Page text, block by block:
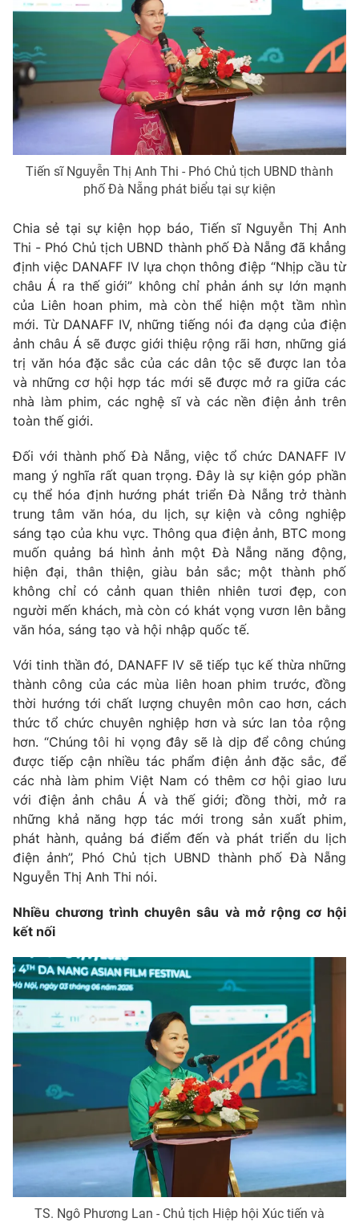
Tiến sĩ Nguyễn Thị Anh Thi - Phó Chủ tịch UBND thành
phố Đà Nẵng phát biểu tại sự kiện
Chia sẻ tại sự kiện họp báo, Tiến sĩ Nguyễn Thị Anh
Thi - Phó Chủ tịch UBND thành phố Đà Nẵng đã khẳng
định việc DANAFF IV lựa chọn thông điệp “Nhịp cầu từ
châu Á ra thế giới” không chỉ phản ánh sự lớn mạnh
của Liên hoan phim, mà còn thể hiện một tầm nhìn
mới. Từ DANAFF IV, những tiếng nói đa dạng của điện
ảnh châu Á sẽ được giới thiệu rộng rãi hơn, những giá
trị văn hóa đặc sắc của các dân tộc sẽ được lan tỏa
và những cơ hội hợp tác mới sẽ được mở ra giữa các
nhà làm phim, các nghệ sĩ và các nền điện ảnh trên
toàn thế giới.
Đối với thành phố Đà Nẵng, việc tổ chức DANAFF IV
mang ý nghĩa rất quan trọng. Đây là sự kiện góp phần
cụ thể hóa định hướng phát triển Đà Nẵng trở thành
trung tâm văn hóa, du lịch, sự kiện và công nghiệp
sáng tạo của khu vực. Thông qua điện ảnh, BTC mong
muốn quảng bá hình ảnh một Đà Nẵng năng động,
hiện đại, thân thiện, giàu bản sắc; một thành phố
không chỉ có cảnh quan thiên nhiên tươi đẹp, con
người mến khách, mà còn có khát vọng vươn lên bằng
văn hóa, sáng tạo và hội nhập quốc tế.
Với tinh thần đó, DANAFF IV sẽ tiếp tục kế thừa những
thành công của các mùa liên hoan phim trước, đồng
thời hướng tới chất lượng chuyên môn cao hơn, cách
thức tổ chức chuyên nghiệp hơn và sức lan tỏa rộng
hơn. “Chúng tôi hi vọng đây sẽ là dịp để công chúng
được tiếp cận nhiều tác phẩm điện ảnh đặc sắc, để
các nhà làm phim Việt Nam có thêm cơ hội giao lưu
với điện ảnh châu Á và thế giới; đồng thời, mở ra
những khả năng hợp tác mới trong sản xuất phim,
phát hành, quảng bá điểm đến và phát triển du lịch
điện ảnh”, Phó Chủ tịch UBND thành phố Đà Nẵng
Nguyễn Thị Anh Thi nói.
Nhiều chương trình chuyên sâu và mở rộng cơ hội
kết nối
TS. Ngô Phương Lan - Chủ tịch Hiệp hội Xúc tiến và